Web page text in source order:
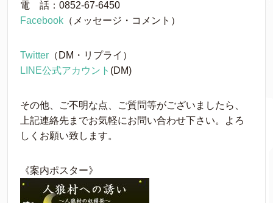
電 話：0852-67-6450
Facebook （メッセージ・コメント）
Twitter （DM・リプライ）
LINE公式アカウント (DM)
その他、ご不明な点、ご質問等がございましたら、
上記連絡先までお気軽にお問い合わせ下さい。よろ
しくお願い致します。
《案内ポスター》